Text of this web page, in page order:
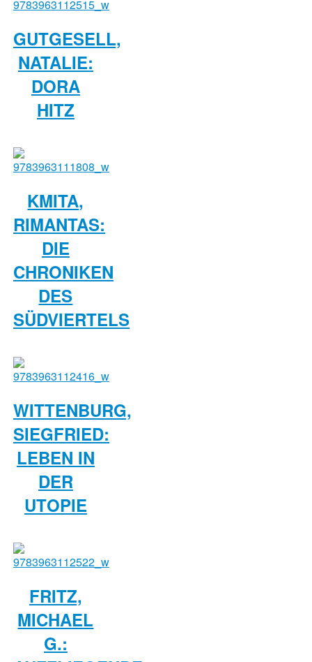
GUTGESELL,
NATALIE:
DORA
HITZ
KMITA,
RIMANTAS:
DIE
CHRONIKEN
DES
SÜDVIERTELS
WITTENBURG,
SIEGFRIED:
LEBEN IN
DER
UTOPIE
FRITZ,
MICHAEL
G.: